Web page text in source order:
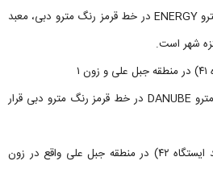
مهم‌ترین اماکن نزدیک ایستگاه مترو ENERGY در خط قرمز رنگ مترو دبی، معبد
شهر است.
اماکن مهمی در نزدیکی ایستگاه مترو DANUBE در خط قرمز رنگ مترو دبی قرار
- ایستگاه مترو دبی اکسچنج (کد ایستگاه ۴۲) در منطقه جبل علی واقع در زون